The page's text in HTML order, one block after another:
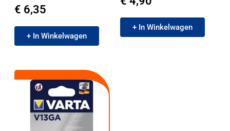
Gewaardeerd
0
€ 6,35
+ In Winkelwagen
0
+ In Winkelwagen